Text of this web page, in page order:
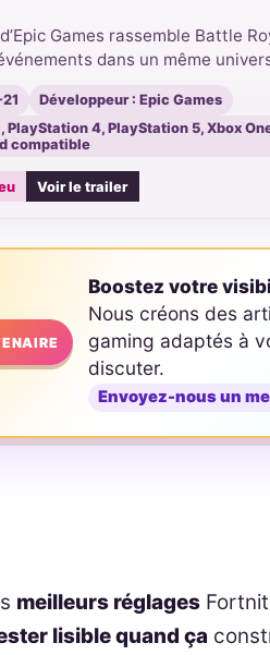
Games rassemble Battle
dans un même
Développeur : Epic Games
PlayStation 4, PlayStation 5, Xbox
compatible
Voir le trailer
Boostez votre
Nous créons des
gaming adaptés à
discuter.
Envoyez-nous un
meilleurs réglages
lisible quand ça